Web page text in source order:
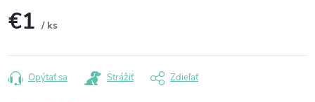
€1 / ks
cena:
Opýtať sa Strážiť Zdieľať